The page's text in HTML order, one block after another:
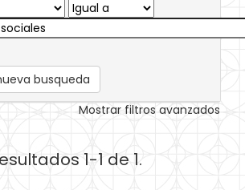
busqueda
Mostrar filtros avanzados
1-1 de 1.